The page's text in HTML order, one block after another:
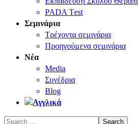
PADA Τest
Σεμινάρια
Τρέχοντα σεμινάρια
Προηγούμενα σεμινάρια
Νέα
Media
Συνέδρια
Blog